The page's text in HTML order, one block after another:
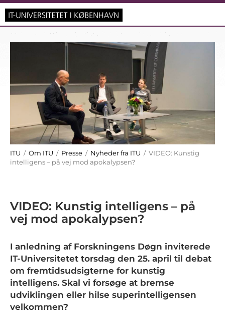
ITU / Om ITU / Presse / Nyheder fra ITU / VIDEO: Kunstig
intelligens – på vej mod apokalypsen?
VIDEO: Kunstig intelligens – på
vej mod apokalypsen?
I anledning af Forskningens Døgn inviterede
IT-Universitetet torsdag den 25. april til debat
om fremtidsudsigterne for kunstig
intelligens. Skal vi forsøge at bremse
udviklingen eller hilse superintelligensen
velkommen?